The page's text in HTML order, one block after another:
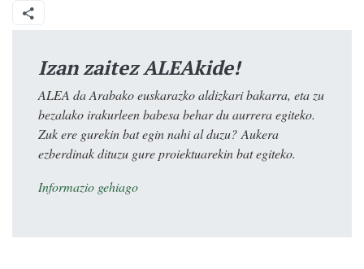
Izan zaitez ALEAkide!
ALEA da Arabako euskarazko aldizkari bakarra, eta zu
bezalako irakurleen babesa behar du aurrera egiteko.
Zuk ere gurekin bat egin nahi al duzu? Aukera
ezberdinak dituzu gure proiektuarekin bat egiteko.
Informazio gehiago